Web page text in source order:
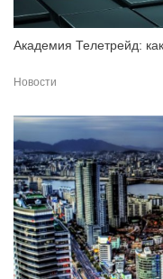
Академия Телетрейд:
Новости